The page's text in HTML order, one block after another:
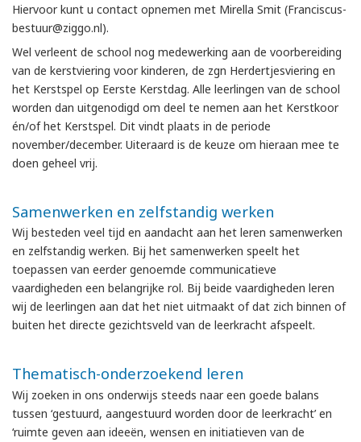
Hiervoor kunt u contact opnemen met Mirella Smit (Franciscus-
bestuur@ziggo.nl).
Wel verleent de school nog medewerking aan de voorbereiding
van de kerstviering voor kinderen, de zgn Herdertjesviering en
het Kerstspel op Eerste Kerstdag. Alle leerlingen van de school
worden dan uitgenodigd om deel te nemen aan het Kerstkoor
én/of het Kerstspel. Dit vindt plaats in de periode
november/december. Uiteraard is de keuze om hieraan mee te
doen geheel vrij.
Samenwerken en zelfstandig werken
Wij besteden veel tijd en aandacht aan het leren samenwerken
en zelfstandig werken. Bij het samenwerken speelt het
toepassen van eerder genoemde communicatieve
vaardigheden een belangrijke rol. Bij beide vaardigheden leren
wij de leerlingen aan dat het niet uitmaakt of dat zich binnen of
buiten het directe gezichtsveld van de leerkracht afspeelt.
Thematisch-onderzoekend leren
Wij zoeken in ons onderwijs steeds naar een goede balans
tussen ‘gestuurd, aangestuurd worden door de leerkracht’ en
‘ruimte geven aan ideeën, wensen en initiatieven van de